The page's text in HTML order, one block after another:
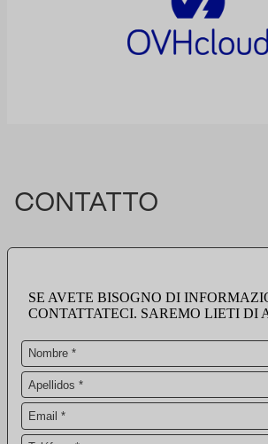
CONTATTO
SE AVETE BISOGNO DI
CONTATTATECI. SAREMO LIETI DI